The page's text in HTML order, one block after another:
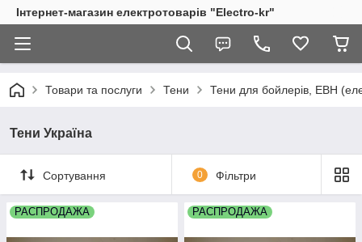
Інтернет-магазин електротоварів "Electro-kr"
Товари та послуги Тени Тени для бойлерів, ЕВН
Тени Україна
Сортування 0 Фільтри
РАСПРОДАЖА РАСПРОДАЖА